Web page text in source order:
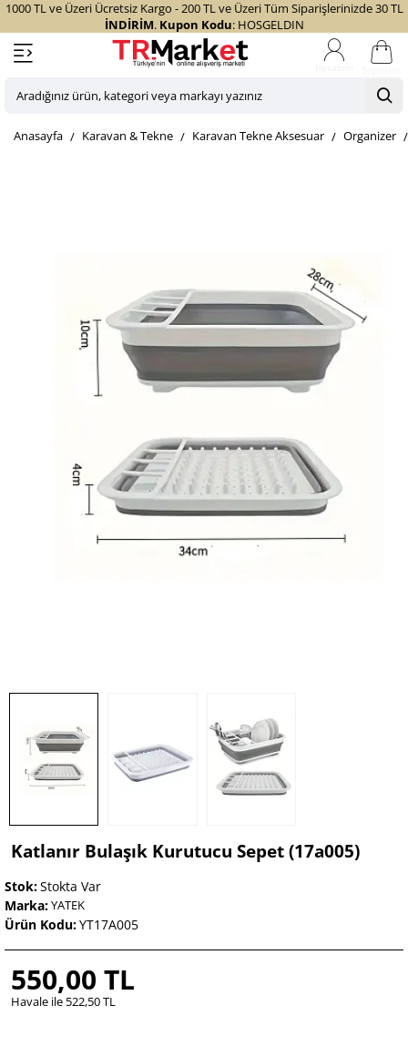
1000 TL ve Üzeri Ücretsiz Kargo - 200 TL ve Üzeri Tüm Siparişlerinizde 30 TL
İNDİRİM. Kupon Kodu: HOSGELDIN
Aradığınız
kategori
homeKaravan & Tekne Karavan Tekne Aksesuar Organizer
Katlanır Bulaşık Kurutucu Sepet (17a005)
Stok:Stokta Var
Marka:YATEK
Ürün Kodu:YT17A005
550,00 TL
Havale ile 522,50 TL